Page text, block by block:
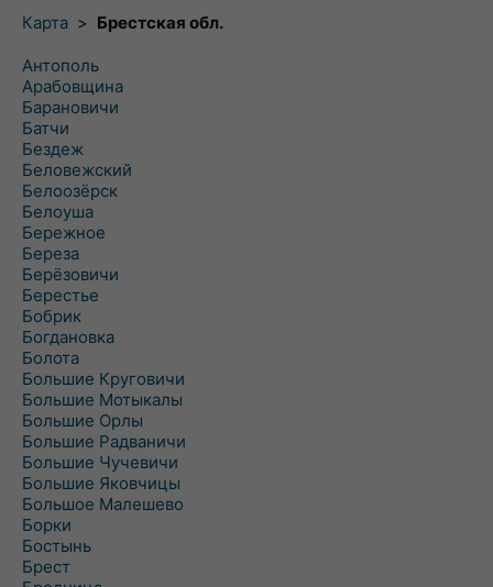
Карта > Брестская обл.
Антополь
Арабовщина
Барановичи
Батчи
Бездеж
Беловежский
Белоозёрск
Белоуша
Бережное
Береза
Берёзовичи
Берестье
Бобрик
Богдановка
Болота
Большие Круговичи
Большие Мотыкалы
Большие Орлы
Большие Радваничи
Большие Чучевичи
Большие Яковчицы
Большое Малешево
Борки
Бостынь
Брест